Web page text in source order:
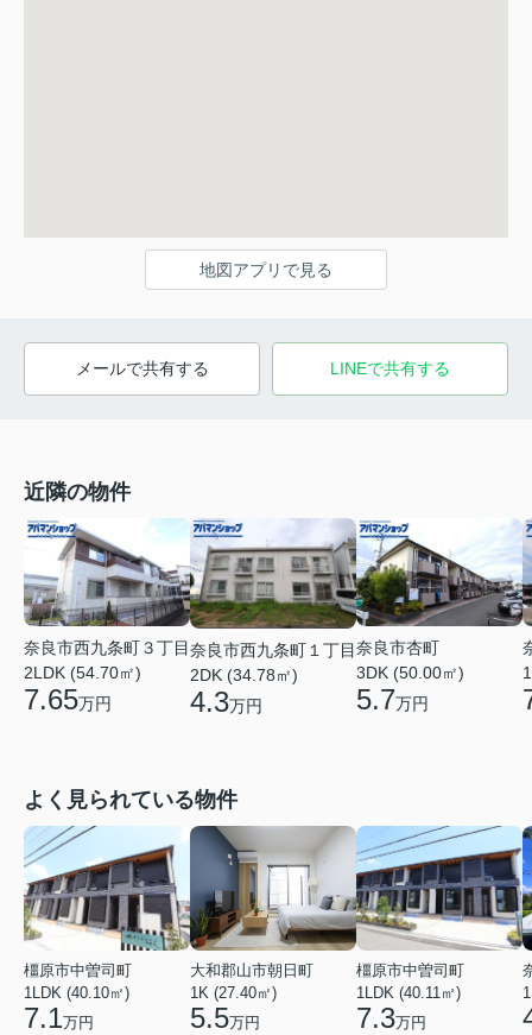
地図アプリで見る
メールで共有する LINEで共有する
近隣の物件
奈良市西九条町３丁目
2LDK (54.70㎡)
7.65万円
奈良市西九条町１丁目
2DK (34.78㎡)
4.3万円
奈良市杏町
3DK (50.00㎡)
5.7万円
よく見られている物件
橿原市中曽司町
1LDK (40.10㎡)
7.1万円
大和郡山市朝日町
1K (27.40㎡)
5.5万円
橿原市中曽司町
1LDK (40.11㎡)
7.3万円